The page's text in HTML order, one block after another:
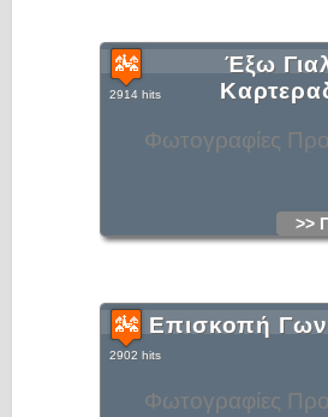
Φωτογραφίες
Έξω
2914 hits
>>
Φωτογραφίες
Επισκοπή
2902 hits